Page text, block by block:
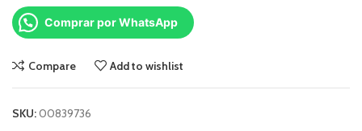
Comprar por WhatsApp
Compare Add to wishlist
SKU:00839736